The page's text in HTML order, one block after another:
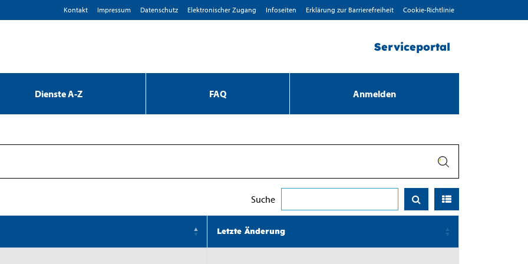
Kontakt Impressum D­atenschutz Elektronischer Zugang Infoseiten Erklärung zur Barrierefreiheit Cookie-Richtlinie
Serviceportal
Dienste A-Z FAQ Anmelden
Suche
Letzte Änderung